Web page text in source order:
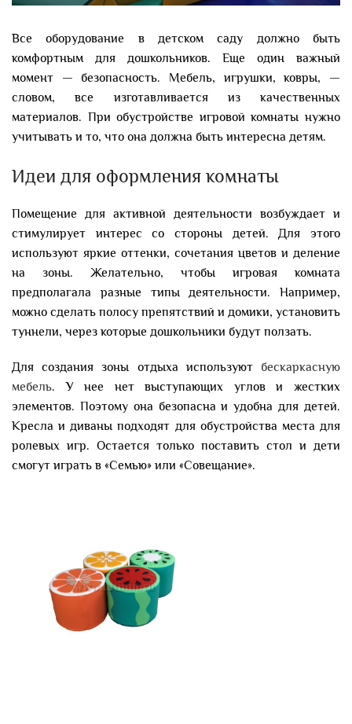
Все оборудование в детском саду должно быть
комфортным для дошкольников. Еще один важный
момент — безопасность. Мебель, игрушки, ковры, —
словом, все изготавливается из качественных
материалов. При обустройстве игровой комнаты нужно
учитывать и то, что она должна быть интересна детям.
Идеи для оформления комнаты
Помещение для активной деятельности возбуждает и
стимулирует интерес со стороны детей. Для этого
используют яркие оттенки, сочетания цветов и деление
на зоны. Желательно, чтобы игровая комната
предполагала разные типы деятельности. Например,
можно сделать полосу препятствий и домики, установить
туннели, через которые дошкольники будут ползать.
Для создания зоны отдыха используют бескаркасную
мебель. У нее нет выступающих углов и жестких
элементов. Поэтому она безопасна и удобна для детей.
Кресла и диваны подходят для обустройства места для
ролевых игр. Остается только поставить стол и дети
смогут играть в «Семью» или «Совещание».